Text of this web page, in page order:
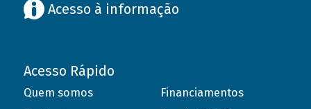
Acesso à informação
Acesso Rápido
Quem somos
Financiamentos